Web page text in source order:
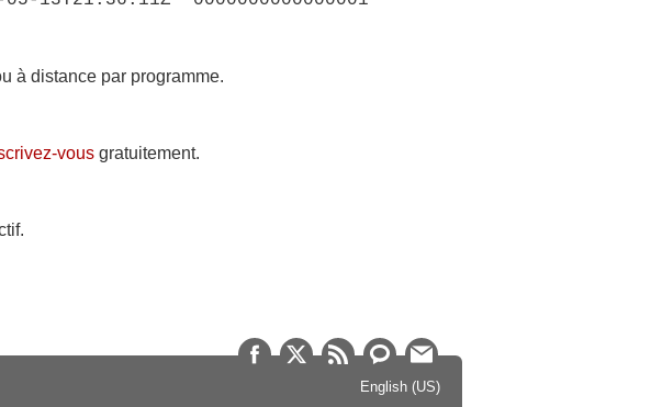
à distance par programme.
vous gratuitement.
English (US)